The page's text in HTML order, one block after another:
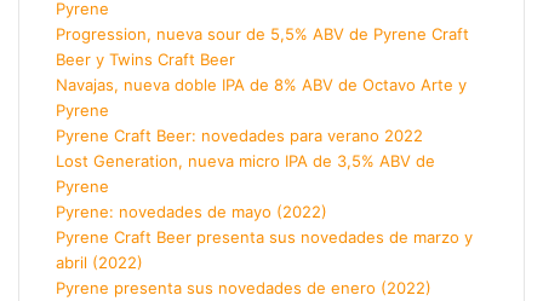
Pyrene
Progression, nueva sour de 5,5% ABV de Pyrene Craft
Beer y Twins Craft Beer
Navajas, nueva doble IPA de 8% ABV de Octavo Arte y
Pyrene
Pyrene Craft Beer: novedades para verano 2022
Lost Generation, nueva micro IPA de 3,5% ABV de
Pyrene
Pyrene: novedades de mayo (2022)
Pyrene Craft Beer presenta sus novedades de marzo y
abril (2022)
Pyrene presenta sus novedades de enero (2022)